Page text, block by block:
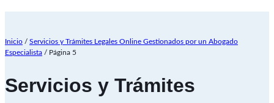
Inicio / Servicios y Trámites Legales Online Gestionados por un Abogado
Especialista / Página 5
Servicios y Trámites